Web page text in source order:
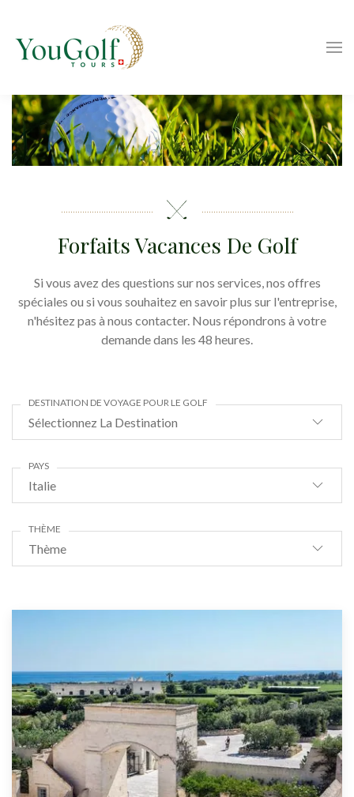
Forfaits Vacances De Golf
Si vous avez des questions sur nos services, nos offres
spéciales ou si vous souhaitez en savoir plus sur l'entreprise,
n'hésitez pas à nous contacter. Nous répondrons à votre
demande dans les 48 heures.
Sélectionnez La Destination
DESTINATION DE VOYAGE POUR LE GOLF
Italie
PAYS
Thème
THÈME